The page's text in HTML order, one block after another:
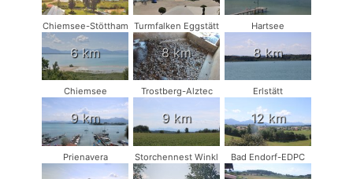
Chiemsee-Stöttham
6 km
Turmfalken Eggstätt
8 km
Hartsee
8 km
Chiemsee
9 km
Trostberg-Alztec
9 km
Erlstätt
12 km
Prienavera Storchennest Winkl Bad Endorf-EDPC